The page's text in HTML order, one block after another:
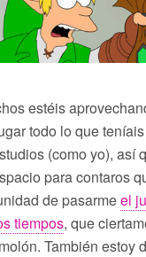
estéis
todo lo que
(como yo), así
para contaros
de pasarmeel
tiempos, que
También estoy